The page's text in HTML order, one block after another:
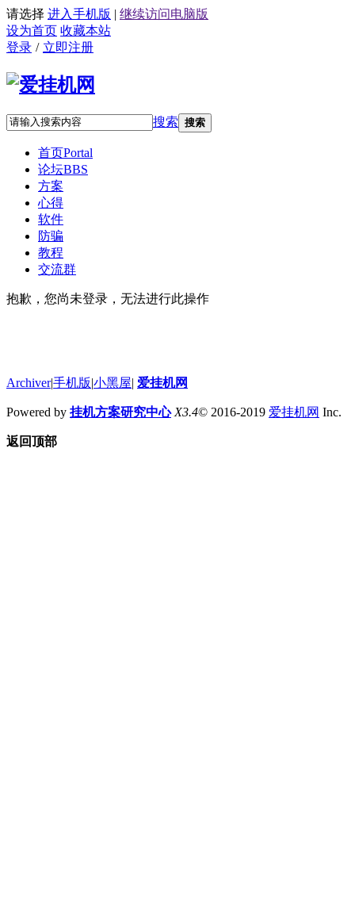
请选择 进入手机版 | 继续访问电脑版
设为首页 收藏本站
登录 / 立即注册
搜索 搜索
首页Portal
论坛BBS
方案
心得
软件
防骗
教程
交流群
抱歉，您尚未登录，无法进行此操作
Archiver|手机版|小黑屋| 爱挂机网
Powered by 挂机方案研究中心 X3.4© 2016-2019 爱挂机网 Inc.
返回顶部